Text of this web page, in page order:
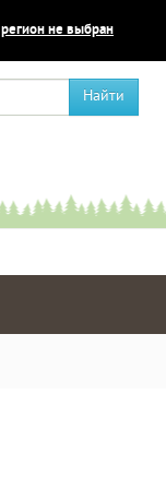
регион не выбран
Найти